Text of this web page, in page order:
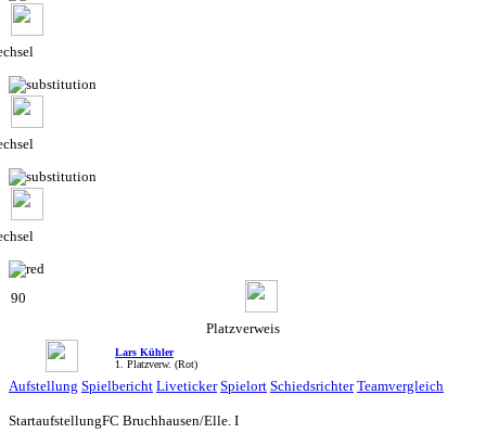
90
Platzverweis
Lars Kühler
1. Platzverw. (Rot)
Aufstellung Spielbericht Liveticker Spielort Schiedsrichter Teamvergleich
StartaufstellungFC Bruchhausen/Elle. I